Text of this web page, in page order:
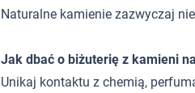
Naturalne kamienie zazwyczaj
Jak dbać o biżuterię z kamieni
Unikaj kontaktu z chemią,